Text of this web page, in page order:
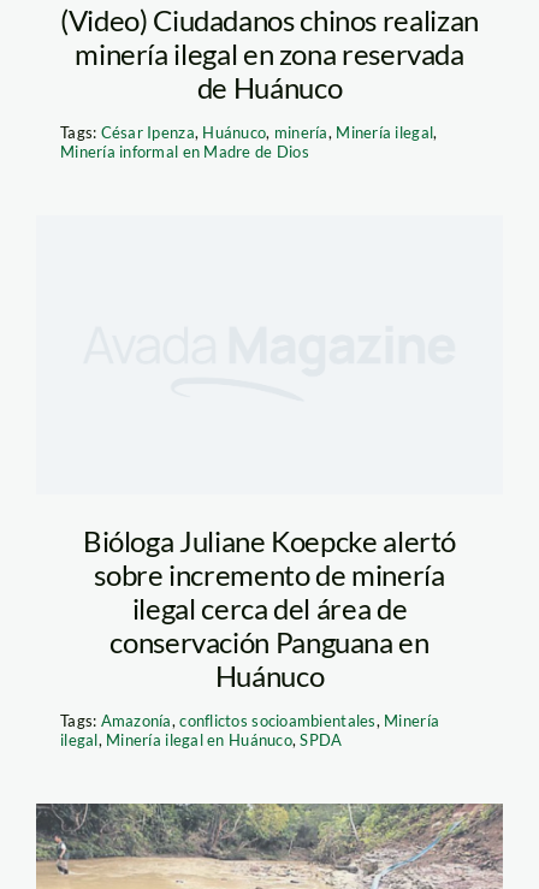
(Video) Ciudadanos chinos realizan
minería ilegal en zona reservada
de Huánuco
Tags: César Ipenza, Huánuco, minería, Minería ilegal,
Minería informal en Madre de Dios
Bióloga Juliane Koepcke alertó
sobre incremento de minería
ilegal cerca del área de
conservación Panguana en
Huánuco
Tags: Amazonía,conflictos socioambientales, Minería
ilegal, Minería ilegal en Huánuco,SPDA